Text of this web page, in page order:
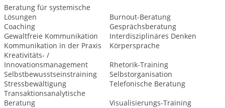
Beratung für systemische
Lösungen
Burnout-Beratung
Coaching
Gesprächsberatung
Gewaltfreie Kommunikation
Interdisziplinäres Denken
Kommunikation in der Praxis
Körpersprache
Kreativitäts- /
Innovationsmanagement
Rhetorik-Training
Selbstbewusstseinstraining
Selbstorganisation
Stressbewältigung
Telefonische Beratung
Transaktionsanalytische
Beratung
Visualisierungs-Training